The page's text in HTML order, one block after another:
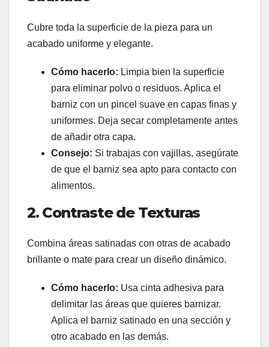
Cubre toda la superficie de la pieza para un
acabado uniforme y elegante.
Cómo hacerlo: Limpia bien la superficie
para eliminar polvo o residuos. Aplica el
barniz con un pincel suave en capas finas y
uniformes. Deja secar completamente antes
de añadir otra capa.
Consejo: Si trabajas con vajillas, asegúrate
de que el barniz sea apto para contacto con
alimentos.
2. Contraste de Texturas
Combina áreas satinadas con otras de acabado
brillante o mate para crear un diseño dinámico.
Cómo hacerlo: Usa cinta adhesiva para
delimitar las áreas que quieres barnizar.
Aplica el barniz satinado en una sección y
otro acabado en las demás.